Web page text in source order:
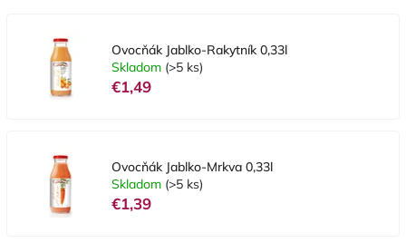
Ovocňák Jablko-Rakytník 0,33l
Skladom (>5 ks)
€1,49
Ovocňák Jablko-Mrkva 0,33l
Skladom (>5 ks)
€1,39